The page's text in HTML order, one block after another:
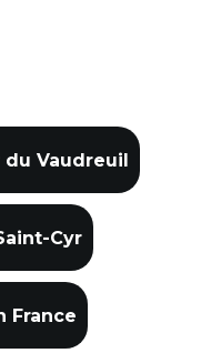
du Vaudreuil
Cyr
France